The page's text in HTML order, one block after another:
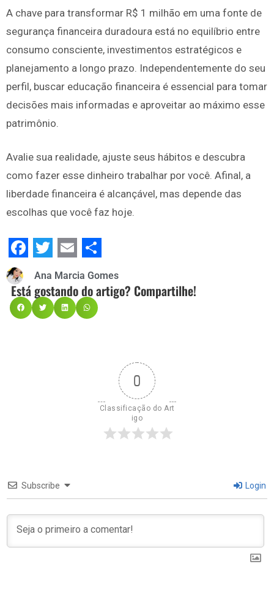
A chave para transformar R$ 1 milhão em uma fonte de
segurança financeira duradoura está no equilíbrio entre
consumo consciente, investimentos estratégicos e
planejamento a longo prazo. Independentemente do seu
perfil, buscar educação financeira é essencial para tomar
decisões mais informadas e aproveitar ao máximo esse
patrimônio.
Avalie sua realidade, ajuste seus hábitos e descubra
como fazer esse dinheiro trabalhar por você. Afinal, a
liberdade financeira é alcançável, mas depende das
escolhas que você faz hoje.
Facebook
Twitter
Email
Share
Ana Marcia Gomes
Está gostando do artigo? Compartilhe!
0
Classificação do Art
igo
Subscribe Login